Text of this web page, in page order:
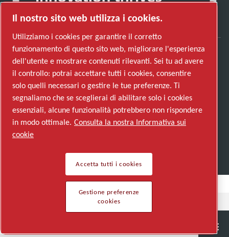
Semiconductor General Industries Talk to us Join us
Scopri come Atlas Copco Group promuove la
tecnologia che trasforma il futuro.
Visita il sito web di Atlas Copco Group
Parte di Atlas Copco Group
© 2026 Copyright. All rights reserved.
Il nostro sito web utilizza i cookies.
Utilizziamo i cookies per garantire il corretto
funzionamento di questo sito web, migliorare l'esperienza
dell'utente e mostrare contenuti rilevanti. Sei tu ad avere
il controllo: potrai accettare tutti i cookies, consentire
solo quelli necessari o gestire le tue preferenze. Ti
segnaliamo che se sceglierai di abilitare solo i cookies
essenziali, alcune funzionalità potrebbero non rispondere
in modo ottimale. Consulta la nostra Informativa sui
cookie
Accetta tutti i cookies
Gestione preferenze
cookies